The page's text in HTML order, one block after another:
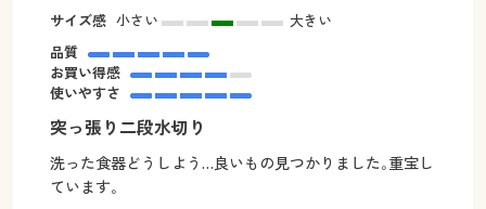
サイズ感 小さい
大きい
品質
お買い得感
使いやすさ
突っ張り二段水切り
洗った食器どうしよう…良いもの見つかりました｡重宝し
ています｡